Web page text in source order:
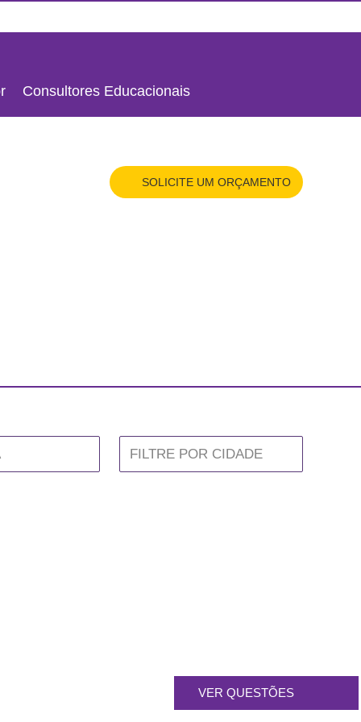
Consultores Educacionais
SOLICITE UM ORÇAMENTO
X
VER QUESTÕES